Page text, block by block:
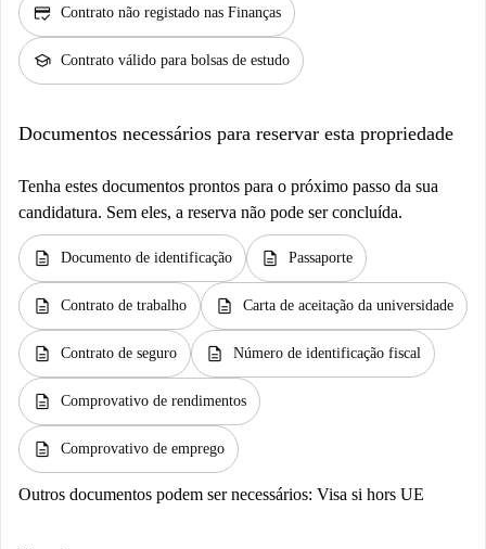
credit_score Contrato não registado nas Finanças
school Contrato válido para bolsas de estudo
Documentos necessários para reservar esta propriedade
Tenha estes documentos prontos para o próximo passo da sua
candidatura. Sem eles, a reserva não pode ser concluída.
description Documento de identificação description Passaporte
description Contrato de trabalho description Carta de aceitação da universidade
description Contrato de seguro description Número de identificação fiscal
description Comprovativo de rendimentos
description Comprovativo de emprego
Outros documentos podem ser necessários: Visa si hors UE